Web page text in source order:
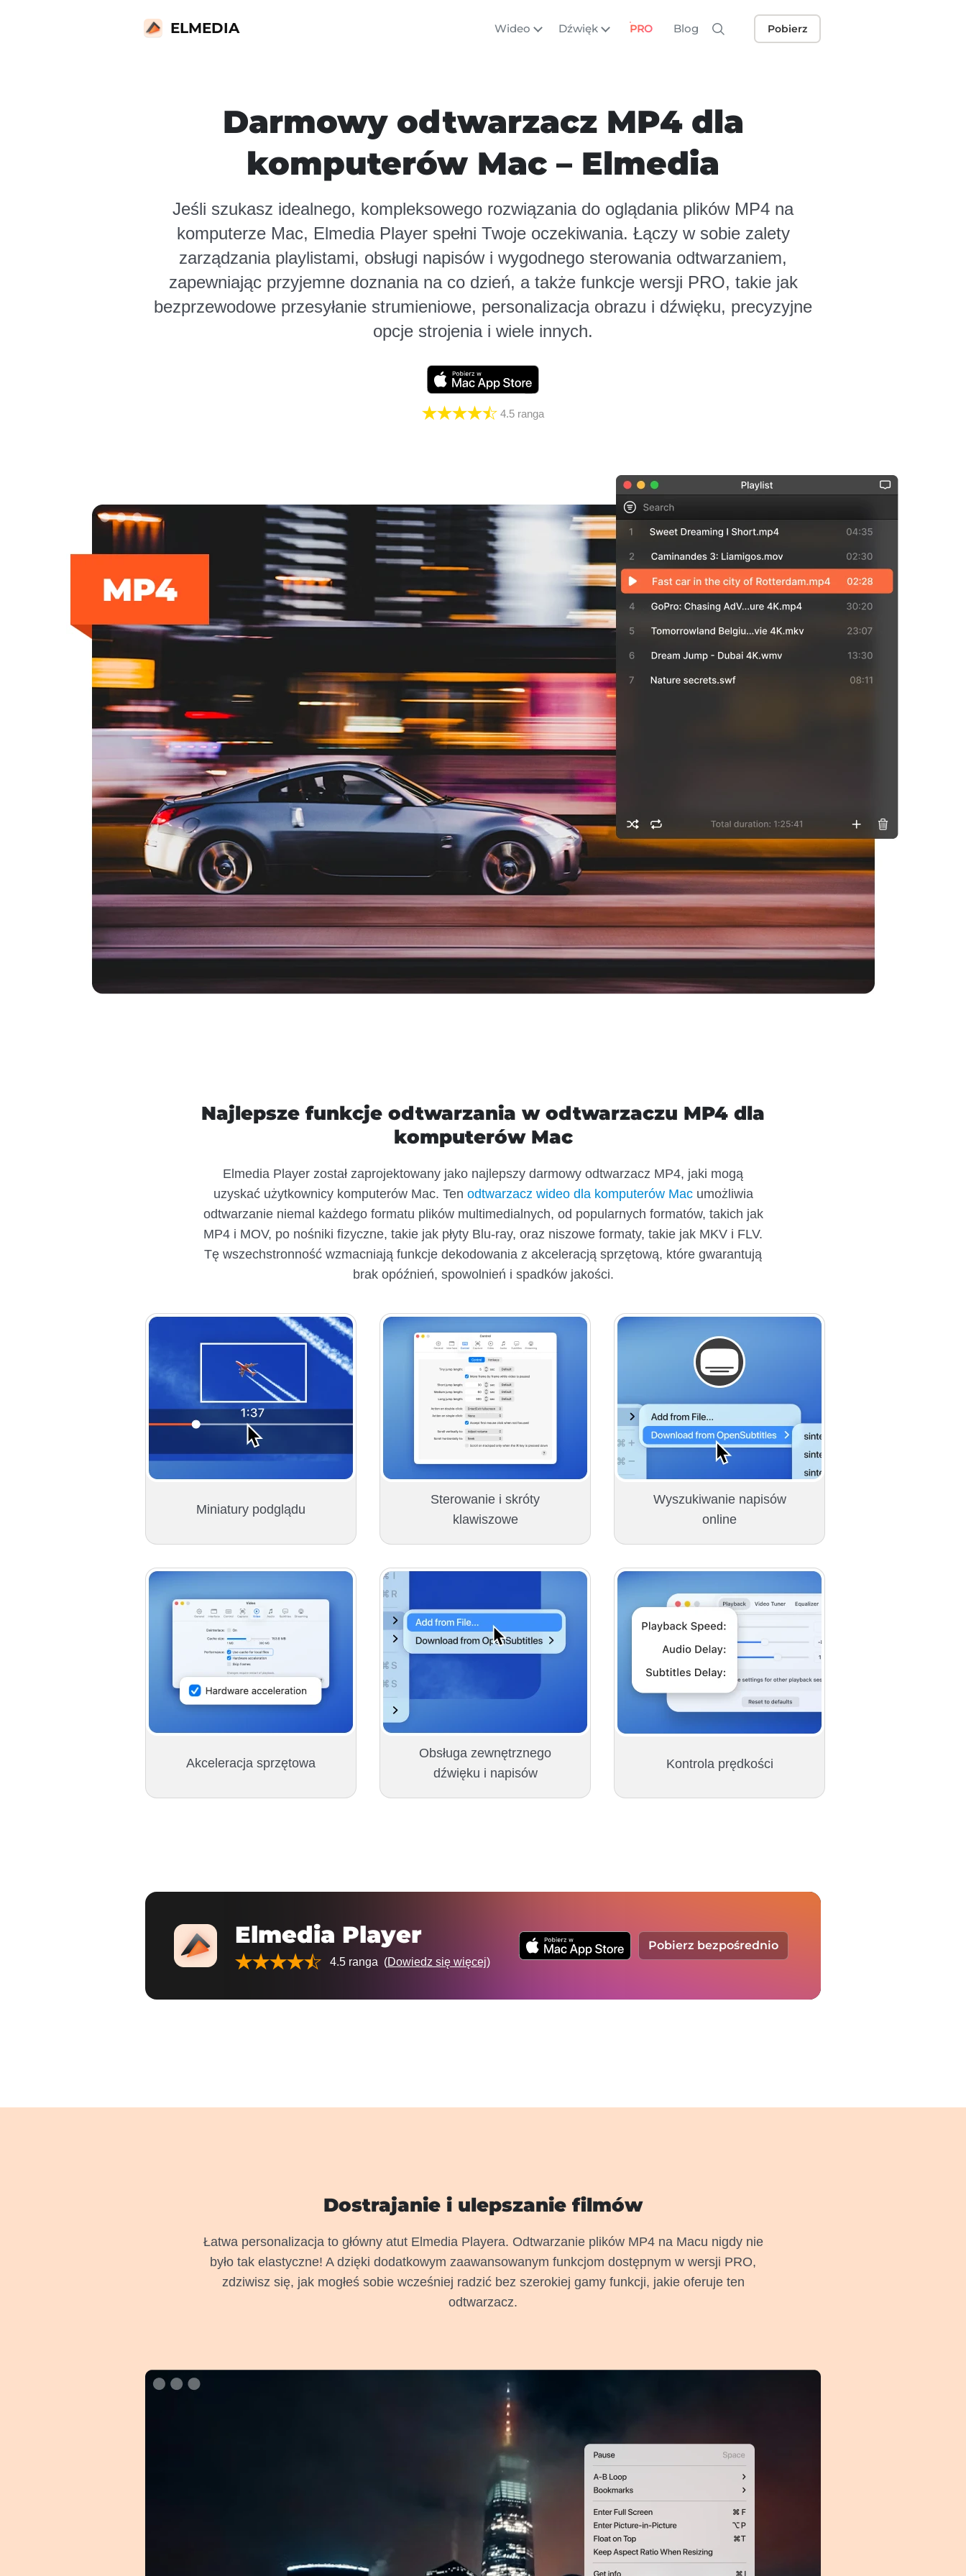
ELMEDIA Wideo Dźwięk PRO Blog Pobierz
Darmowy odtwarzacz MP4 dla
komputerów Mac – Elmedia
Jeśli szukasz idealnego, kompleksowego rozwiązania do oglądania plików MP4 na
komputerze Mac, Elmedia Player spełni Twoje oczekiwania. Łączy w sobie zalety
zarządzania playlistami, obsługi napisów i wygodnego sterowania odtwarzaniem,
zapewniając przyjemne doznania na co dzień, a także funkcje wersji PRO, takie jak
bezprzewodowe przesyłanie strumieniowe, personalizacja obrazu i dźwięku, precyzyjne
opcje strojenia i wiele innych.
4.5 ranga
Najlepsze funkcje odtwarzania w odtwarzaczu MP4 dla
komputerów Mac
Elmedia Player został zaprojektowany jako najlepszy darmowy odtwarzacz MP4, jaki mogą
uzyskać użytkownicy komputerów Mac. Ten odtwarzacz wideo dla komputerów Macumożliwia
odtwarzanie niemal każdego formatu plików multimedialnych, od popularnych formatów, takich jak
MP4 i MOV, po nośniki fizyczne, takie jak płyty Blu-ray, oraz niszowe formaty, takie jak MKV i FLV.
Tę wszechstronność wzmacniają funkcje dekodowania z akceleracją sprzętową, które gwarantują
brak opóźnień, spowolnień i spadków jakości.
Miniatury podglądu
Sterowanie i skróty
klawiszowe
Wyszukiwanie napisów
online
Akceleracja sprzętowa
Obsługa zewnętrznego
dźwięku i napisów
Kontrola prędkości
Elmedia Player
4.5 ranga (Dowiedz się więcej)
Pobierz bezpośrednio
Dostrajanie i ulepszanie filmów
Łatwa personalizacja to główny atut Elmedia Playera. Odtwarzanie plików MP4 na Macu nigdy nie
było tak elastyczne! A dzięki dodatkowym zaawansowanym funkcjom dostępnym w wersji PRO,
zdziwisz się, jak mogłeś sobie wcześniej radzić bez szerokiej gamy funkcji, jakie oferuje ten
odtwarzacz.